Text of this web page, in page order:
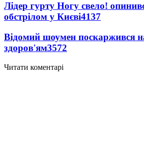
Лідер гурту Ногу свело!
обстрілом у Києві4137
Відомий шоумен поскаржився
здоров'ям3572
Читати коментарі